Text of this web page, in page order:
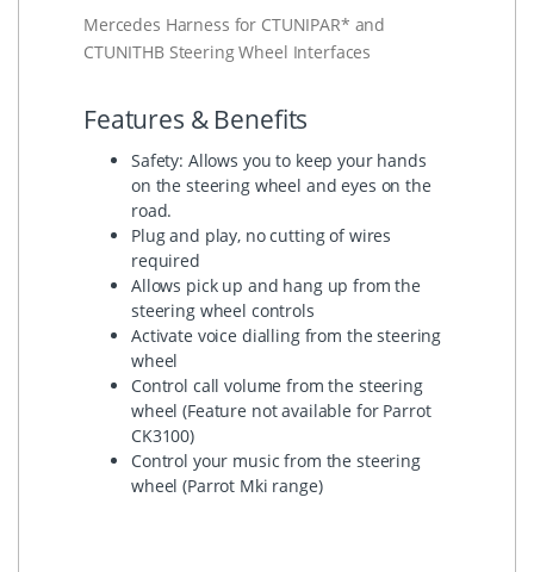
Mercedes Harness for CTUNIPAR* and
CTUNITHB Steering Wheel Interfaces
Features & Benefits
Safety: Allows you to keep your hands
on the steering wheel and eyes on the
road.
Plug and play, no cutting of wires
required
Allows pick up and hang up from the
steering wheel controls
Activate voice dialling from the steering
wheel
Control call volume from the steering
wheel (Feature not available for Parrot
CK3100)
Control your music from the steering
wheel (Parrot Mki range)